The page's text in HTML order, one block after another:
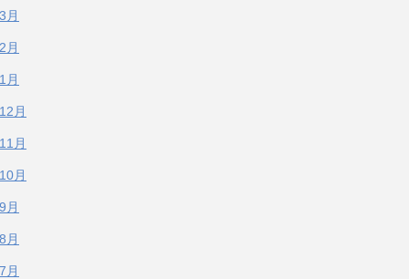
月
月
月
月
月
月
月
月
月